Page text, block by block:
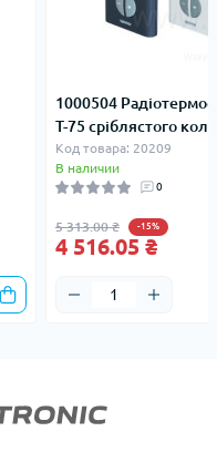
1000504
T-75 сріблястого
Код товара: 20209
В наличии
0
5 313.00 ₴ -15%
4 516.05 ₴